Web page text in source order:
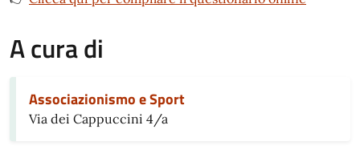
A cura di
Associazionismo e Sport
Via dei Cappuccini 4/a